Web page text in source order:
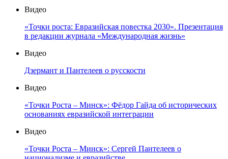
Видео
«Точки роста: Евразийская повестка 2030». Презентация
в редакции журнала «Международная жизнь»
Видео
Дзермант и Пантелеев о русскости
Видео
«Точки Роста – Минск»: Фёдор Гайда об исторических
основаниях евразийской интеграции
Видео
«Точки Роста – Минск»: Сергей Пантелеев о